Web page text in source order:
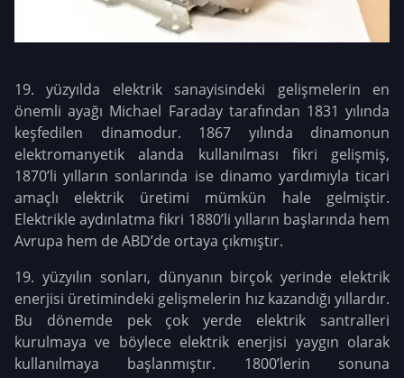
19. yüzyılda elektrik sanayisindeki gelişmelerin en
önemli ayağı Michael Faraday tarafından 1831 yılında
keşfedilen dinamodur. 1867 yılında dinamonun
elektromanyetik alanda kullanılması fikri gelişmiş,
1870’li yılların sonlarında ise dinamo yardımıyla ticari
amaçlı elektrik üretimi mümkün hale gelmiştir.
Elektrikle aydınlatma fikri 1880’li yılların başlarında hem
Avrupa hem de ABD’de ortaya çıkmıştır.
19. yüzyılın sonları, dünyanın birçok yerinde elektrik
enerjisi üretimindeki gelişmelerin hız kazandığı yıllardır.
Bu dönemde pek çok yerde elektrik santralleri
kurulmaya ve böylece elektrik enerjisi yaygın olarak
kullanılmaya başlanmıştır. 1800’lerin sonuna